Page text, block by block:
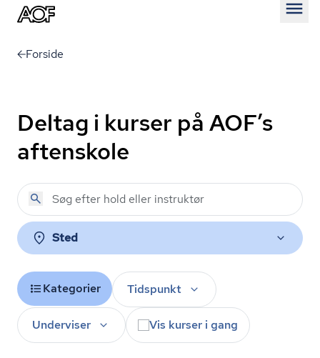
Forside
Deltag i kurser på AOF’s
aftenskole
Sted
Kategorier Tidspunkt
Underviser Vis kurser i gang